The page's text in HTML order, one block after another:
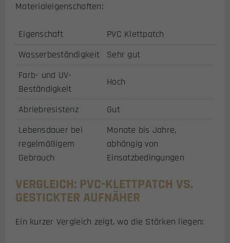
Materialeigenschaften:
Eigenschaft
PVC Klettpatch
Wasserbeständigkeit
Sehr gut
Farb- und UV-
Beständigkeit
Hoch
Abriebresistenz
Gut
Lebensdauer bei
regelmäßigem
Gebrauch
Monate bis Jahre,
abhängig von
Einsatzbedingungen
VERGLEICH: PVC-KLETTPATCH VS.
GESTICKTER AUFNÄHER
Ein kurzer Vergleich zeigt, wo die Stärken liegen: